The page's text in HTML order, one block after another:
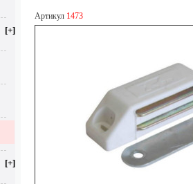
[+]
[+]
Артикул 1473